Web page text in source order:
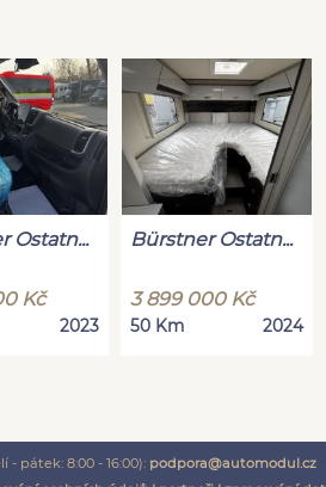
Ostatn...
Kč
2023
Bürstner Ostatn...
3 899 000 Kč
50 Km 2024
pátek: 8:00 - 16:00): podpora@automodul.cz